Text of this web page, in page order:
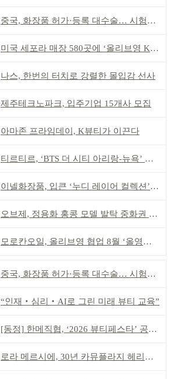
중국, 화장품 허가·등록 대수술… 시험자료 공용 허용
미국 세포라 매장 580곳에 ‘올리브영 K뷰티에딧’ 론칭
나스, 한번의 터치로 강렬한 몰입감 선사
제주테크노파크, 입주기업 15개사 모집
아마존 프라임데이, K뷰티가 이끈다
티르티르, ‘BTS 더 시티 아리랑-뉴욕’ 참여
이넬화장품, 입큰 ‘누디 레이어 컬렉션’ 출시
오브제, 정용화 홍콩 모델 발탁 중화권 공략 강화
모로칸오일, 올리브영 협업 8월 ‘올영픽’ 선정
중국, 화장품 허가·등록 대수술… 시험자료 공용 허용
“인재‧심리‧AI로 그린 미래 뷰티 교육”
[동정] 한메직협, ‘2026 뷰티페스타’ 공동 주최
로라 메르시에, 30년 카뮤플라지 헤리티지 담아